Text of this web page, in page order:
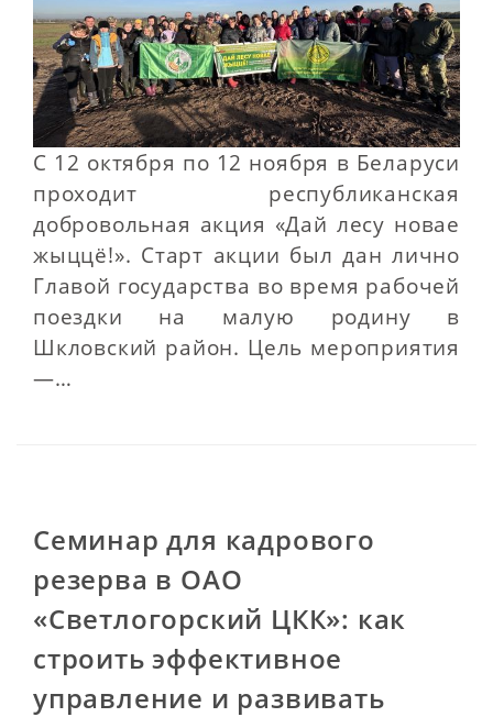
С 12 октября по 12 ноября в Беларуси
проходит республиканская
добровольная акция «Дай лесу новае
жыццё!». Старт акции был дан лично
Главой государства во время рабочей
поездки на малую родину в
Шкловский район. Цель мероприятия
—…
Семинар для кадрового
резерва в ОАО
«Светлогорский ЦКК»: как
строить эффективное
управление и развивать